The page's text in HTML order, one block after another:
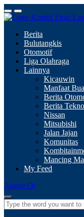
Berita
Bulutangkis
Otomotif
Liga Olahraga
Lainnya
Kicauwin
Manfaat
Berita
Berita
Nissan
Mitsubishi
Jalan Jajan
Komunitas
Mancing
My Feed
Abone Ol